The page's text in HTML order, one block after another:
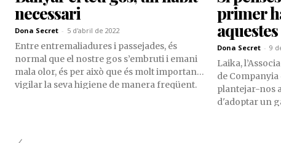
necessari
Dona Secret - 5 d'abril de 2022
Entre entremaliadures i passejades, és
normal que el nostre gos s’embruti i emani
mala olor, és per això que és molt important
vigilar la seva higiene de manera freqüent.
primer
Dona Secret - 9
Laika,
de Companyia
plantejar-nos
d'adoptar un